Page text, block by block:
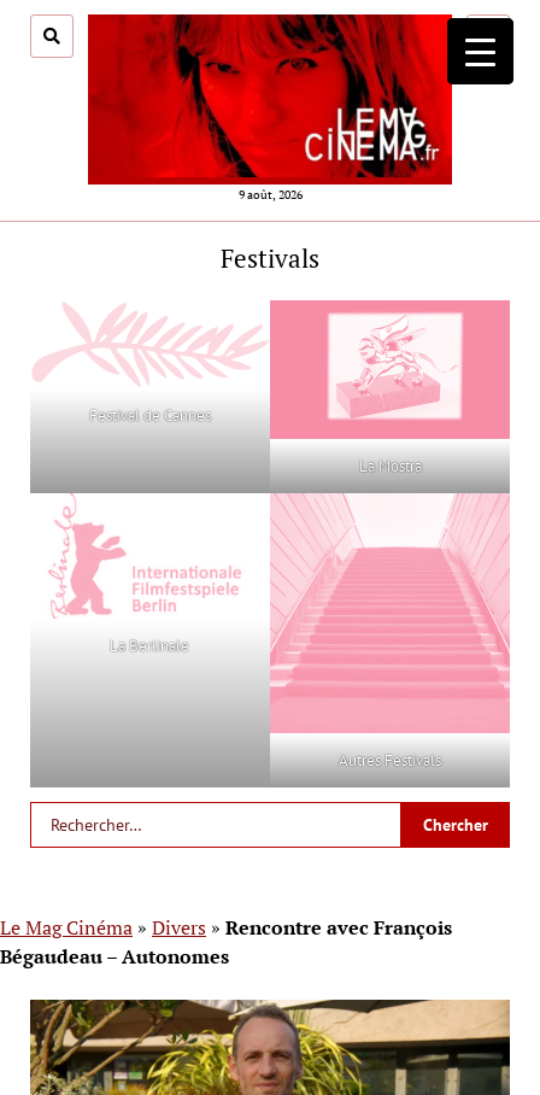
9 août, 2026
menu
Festivals
Festival de Cannes
La Mostra
La Berlinale
Autres Festivals
Le Mag Cinéma » Divers » Rencontre avec François
Bégaudeau – Autonomes